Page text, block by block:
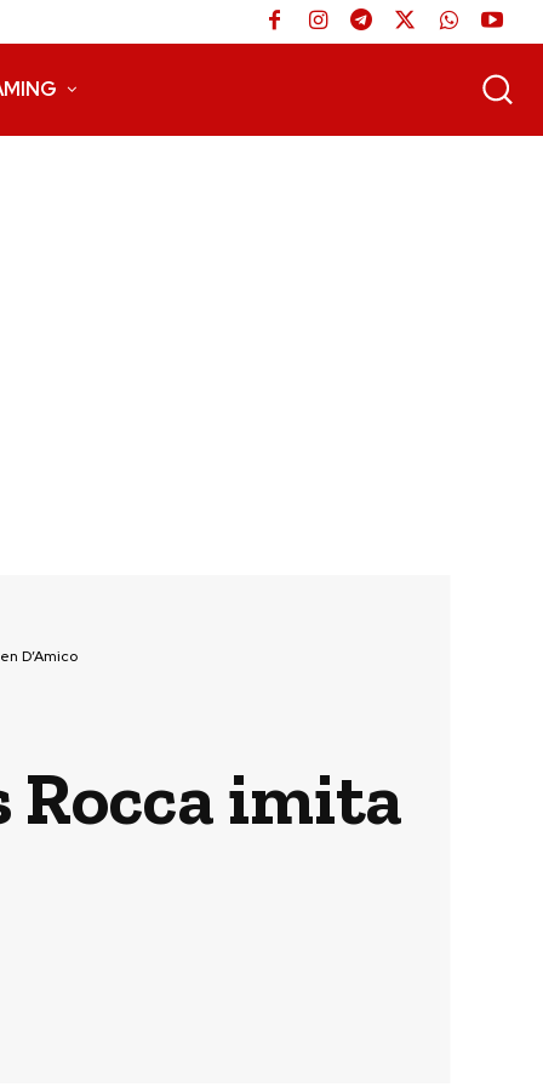
D’Amico
Rocca imita